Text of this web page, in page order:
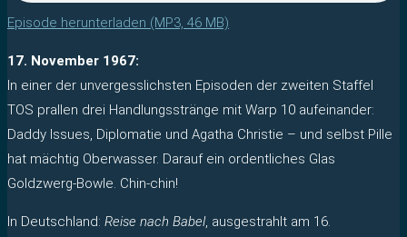
Episode herunterladen (MP3, 46 MB)
17. November 1967:
In einer der unvergesslichsten Episoden der zweiten Staffel
TOS prallen drei Handlungsstränge mit Warp 10 aufeinander:
Daddy Issues, Diplomatie und Agatha Christie – und selbst Pille
hat mächtig Oberwasser. Darauf ein ordentliches Glas
Goldzwerg-Bowle. Chin-chin!
In Deutschland: Reise nach Babel, ausgestrahlt am 16.